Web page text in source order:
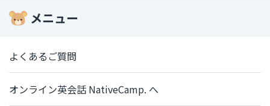
メニュー
よくあるご質問
オンライン英会話 NativeCamp. へ